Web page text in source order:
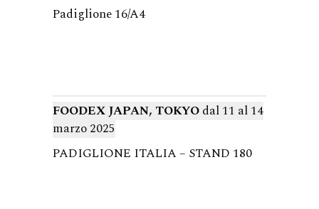
Padiglione 16/A4
FOODEX JAPAN, TOKYOdal 11 al 14
marzo 2025
PADIGLIONE ITALIA – STAND 180